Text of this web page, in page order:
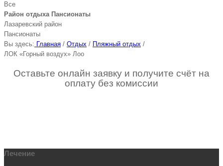
Все
Район отдыха Пансионаты
Лазаревский район
Пансионаты
Вы здесь: Главная / Отдых / Пляжный отдых /
ЛОК «Горный воздух» Лоо
Оставьте онлайн заявку и получите счёт на
оплату без комиссии
Лечение